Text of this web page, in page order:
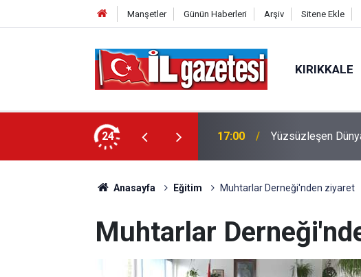
Manşetler Günün Haberleri Arşiv Sitene Ekle
KIRIKKALE
24
nöbetçi eczaneler listesi 17:00 Yüzsüzleşen
Anasayfa Eğitim Muhtarlar Derneği'nden ziyaret
Muhtarlar